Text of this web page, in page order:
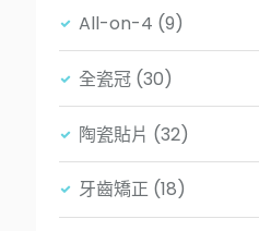
All-on-4 (9)
全瓷冠(30)
陶瓷貼片 (32)
牙齒矯正(18)